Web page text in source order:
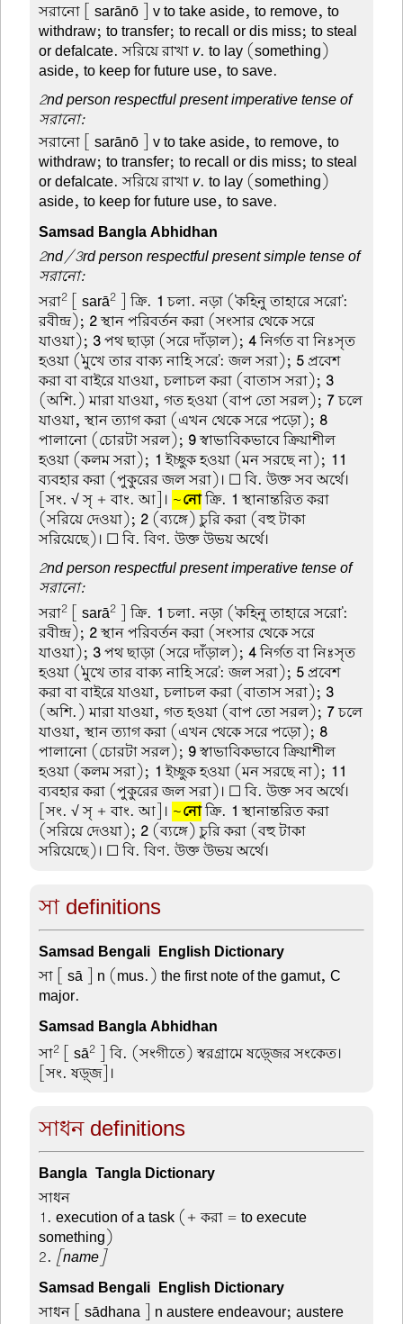
সরানো [ sarānō ] v to take aside, to remove, to
withdraw; to transfer; to recall or dis miss; to steal
or defalcate. সরিয়ে রাখা v. to lay (something)
aside, to keep for future use, to save.
2nd person respectful present imperative tense of
সরানো:
সরানো [ sarānō ] v to take aside, to remove, to
withdraw; to transfer; to recall or dis miss; to steal
or defalcate. সরিয়ে রাখা v. to lay (something)
aside, to keep for future use, to save.
Samsad Bangla Abhidhan
2nd/3rd person respectful present simple tense of
সরানো:
সরা2 [ sarā2 ] ক্রি. 1 চলা. নড়া ('কহিনু তাহারে সরো':
রবীন্দ্র); 2স্থান পরিবর্তন করা (সংসার থেকে সরে
যাওয়া); 3পথ ছাড়া (সরে দাঁড়াল);4নির্গত বা নিঃসৃত
হওয়া ('মুখে তার বাক্য নাহি সরে': জল সরা); 5প্রবেশ
করা বা বাইরে যাওয়া, চলাচল করা (বাতাস সরা); 3
(অশি.) মারা যাওয়া, গত হওয়া (বাপ তো সরল); 7চলে
যাওয়া, স্থান ত্যাগ করা (এখন থেকে সরে পড়ো); 8
পালানো (চোরটা সরল); 9স্বাভাবিকভাবে ক্রিয়াশীল
হওয়া (কলম সরা); 1 ইচ্ছুক হওয়া (মন সরছে না); 11
ব্যবহার করা (পুকুরের জল সরা)। ☐ বি. উক্ত সব অর্থে।
[সং. √ সৃ + বাং. আ]। ~নোক্রি. 1 স্থানান্তরিত করা
(সরিয়ে দেওয়া); 2 (ব্যঙ্গে) চুরি করা (বহু টাকা
সরিয়েছে)। ☐ বি. বিণ. উক্ত উভয় অর্থে।
2nd person respectful present imperative tense of
সরানো:
সরা2 [ sarā2 ] ক্রি. 1 চলা. নড়া ('কহিনু তাহারে সরো':
রবীন্দ্র); 2স্থান পরিবর্তন করা (সংসার থেকে সরে
যাওয়া); 3পথ ছাড়া (সরে দাঁড়াল);4নির্গত বা নিঃসৃত
হওয়া ('মুখে তার বাক্য নাহি সরে': জল সরা); 5প্রবেশ
করা বা বাইরে যাওয়া, চলাচল করা (বাতাস সরা); 3
(অশি.) মারা যাওয়া, গত হওয়া (বাপ তো সরল); 7চলে
যাওয়া, স্থান ত্যাগ করা (এখন থেকে সরে পড়ো); 8
পালানো (চোরটা সরল); 9স্বাভাবিকভাবে ক্রিয়াশীল
হওয়া (কলম সরা); 1 ইচ্ছুক হওয়া (মন সরছে না); 11
ব্যবহার করা (পুকুরের জল সরা)। ☐ বি. উক্ত সব অর্থে।
[সং. √ সৃ + বাং. আ]। ~নোক্রি. 1 স্থানান্তরিত করা
(সরিয়ে দেওয়া); 2 (ব্যঙ্গে) চুরি করা (বহু টাকা
সরিয়েছে)। ☐ বি. বিণ. উক্ত উভয় অর্থে।
সা definitions
Samsad Bengali-English Dictionary
সা [ sā ] n (mus.) the first note of the gamut, C-
major.
Samsad Bangla Abhidhan
সা2 [ sā2
] বি. (সংগীতে) স্বরগ্রামে ষড়্জের সংকেত।
[সং. ষড়্জ]।
সাধন definitions
Bangla-Tangla Dictionary
সাধন –
1. execution of a task (+ করা = to execute
something)
2. [name]
Samsad Bengali-English Dictionary
সাধন [ sādhana ] n austere endeavour; austere